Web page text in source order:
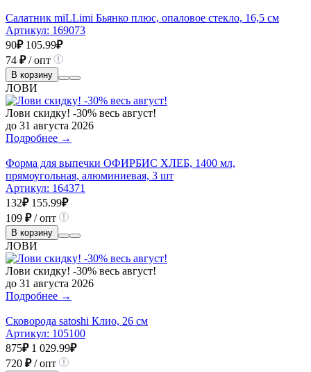
Салатник miLLimi Бьянко плюс, опаловое стекло, 16,5 см
Артикул: 169073
90₽ 105.99₽
74 ₽/ опт
В корзину
ЛОВИ
Лови скидку! -30% весь август!
до 31 августа 2026
Подробнее →
Форма для выпечки ОФИРБИС ХЛЕБ, 1400 мл,
прямоугольная, алюминиевая, 3 шт
Артикул: 164371
132₽ 155.99₽
109 ₽/ опт
В корзину
ЛОВИ
Лови скидку! -30% весь август!
до 31 августа 2026
Подробнее →
Сковорода satoshi Клио, 26 см
Артикул: 105100
875₽ 1 029.99₽
720 ₽/ опт